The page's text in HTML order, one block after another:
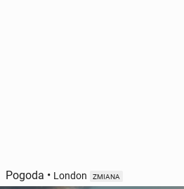
Pogoda • London ZMIANA